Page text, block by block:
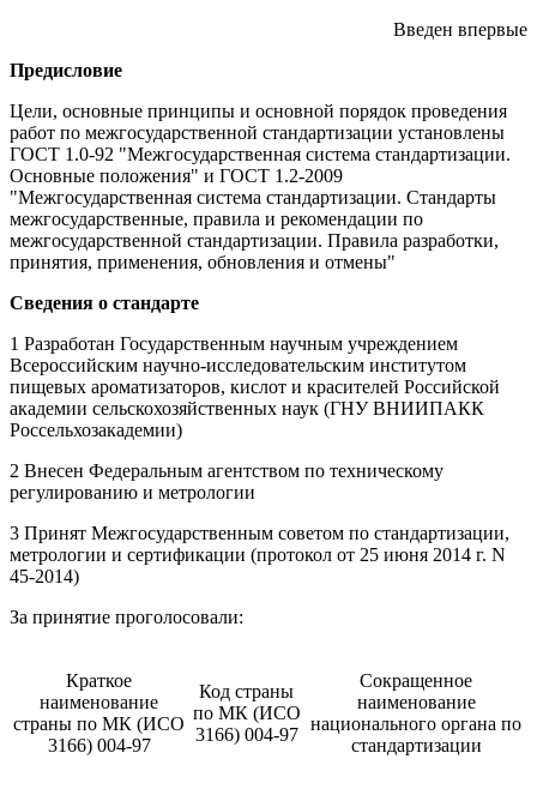
Введен впервые
Предисловие
Цели, основные принципы и основной порядок проведения
работ по межгосударственной стандартизации установлены
ГОСТ 1.0-92 "Межгосударственная система стандартизации.
Основные положения" и ГОСТ 1.2-2009
"Межгосударственная система стандартизации. Стандарты
межгосударственные, правила и рекомендации по
межгосударственной стандартизации. Правила разработки,
принятия, применения, обновления и отмены"
Сведения о стандарте
1 Разработан Государственным научным учреждением
Всероссийским научно-исследовательским институтом
пищевых ароматизаторов, кислот и красителей Российской
академии сельскохозяйственных наук (ГНУ ВНИИПАКК
Россельхозакадемии)
2 Внесен Федеральным агентством по техническому
регулированию и метрологии
3 Принят Межгосударственным советом по стандартизации,
метрологии и сертификации (протокол от 25 июня 2014 г. N
45-2014)
За принятие проголосовали:
Краткое
наименование
страны по МК (ИСО
3166) 004-97
Код страны
по МК (ИСО
3166) 004-97
Сокращенное
наименование
национального органа по
стандартизации